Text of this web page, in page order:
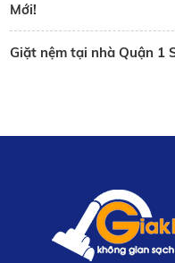
Mới!
Giặt nệm tại nhà Quận 1